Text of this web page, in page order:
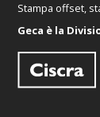
Stampa offset,
Geca è la